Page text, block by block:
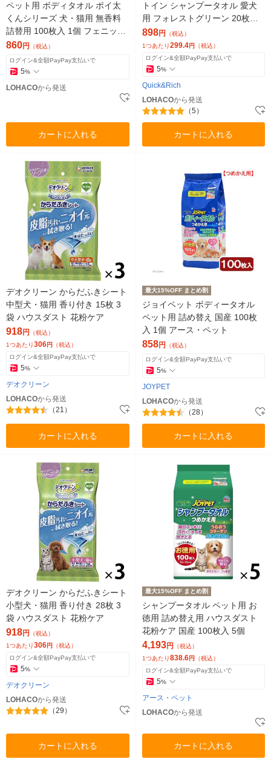
ペット用 ボディタオル ポイ太
くんシリーズ 犬・猫用 無香料
詰替用 100枚入 1個 フェニック
ス・アインツェル 新商品
860円 （税込）
ログイン&全額PayPay支払いで
5%
LOHACOから発送
カートに入れる
トイン シャンプータオル 愛犬
用 フォレストグリーン 20枚入
3個 ライオンペット
898円
（税込）
1つあたり299.4円 （税込）
ログイン&全額PayPay支払いで
5%
Quick&Rich
LOHACOから発送
（5）
カートに入れる
デオクリーン からだふきシート
中型犬・猫用 香り付き 15枚 3
袋 ハウスダスト 花粉ケア
918円 （税込）
1つあたり306円 （税込）
ログイン&全額PayPay支払いで
5%
デオクリーン
LOHACOから発送
（21）
カートに入れる
最大15%OFF まとめ割
ジョイペット ボディータオル
ペット用 詰め替え 国産 100枚
入 1個 アース・ペット
858円 （税込）
ログイン&全額PayPay支払いで
5%
JOYPET
LOHACOから発送
（28）
カートに入れる
デオクリーン からだふきシート
小型犬・猫用 香り付き 28枚 3
袋 ハウスダスト 花粉ケア
918円
（税込）
1つあたり306円 （税込）
ログイン&全額PayPay支払いで
5%
デオクリーン
LOHACOから発送
（29）
カートに入れる
最大15%OFF まとめ割
シャンプータオル ペット用 お
徳用 詰め替え用 ハウスダスト
花粉ケア 国産 100枚入 5個
4,193円
（税込）
1つあたり838.6円 （税込）
ログイン&全額PayPay支払いで
5%
アース・ペット
LOHACOから発送
カートに入れる